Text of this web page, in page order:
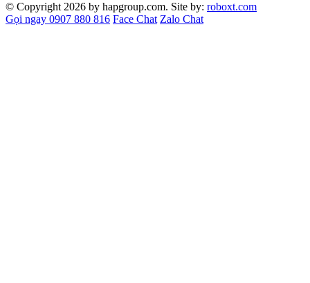
© Copyright 2026 by hapgroup.com. Site by: roboxt.com
Gọi ngay 0907 880 816 Face Chat Zalo Chat